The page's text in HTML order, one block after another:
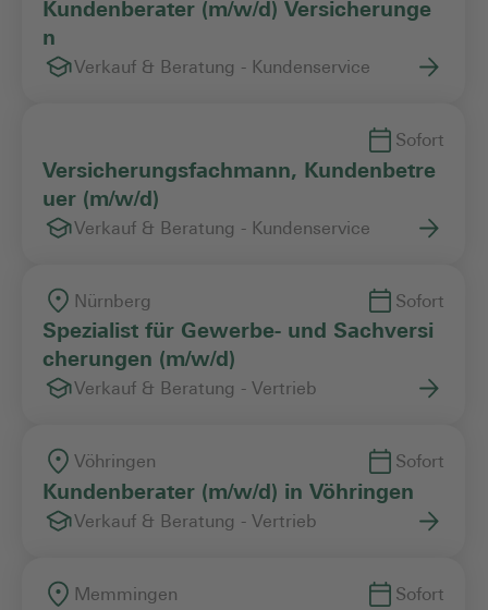
Kundenberater (m/w/d) Versicherunge
n
Verkauf & Beratung - Kundenservice
Sofort
Versicherungsfachmann, Kundenbetre
uer (m/w/d)
Verkauf & Beratung - Kundenservice
Nürnberg Sofort
Spezialist für Gewerbe- und Sachversi
cherungen (m/w/d)
Verkauf & Beratung - Vertrieb
Vöhringen Sofort
Kundenberater (m/w/d) in Vöhringen
Verkauf & Beratung - Vertrieb
Memmingen Sofort